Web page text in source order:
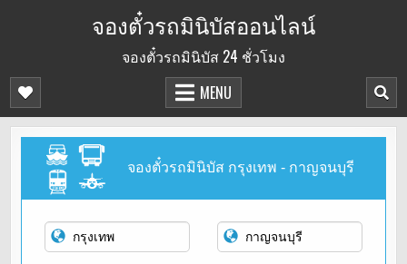
จองตั๋วรถมินิบัสออนไลน์
จองตั๋วรถมินิบัส 24 ชั่วโมง
MENU
จองตั๋วรถมินิบัส กรุงเทพ - กาญจนบุรี